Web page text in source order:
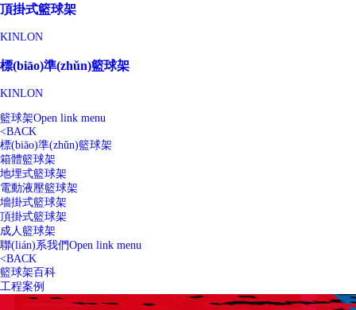
頂掛式籃球架
KINLON
標(biāo)準(zhǔn)籃球架
KINLON
籃球架Open link menu
<BACK
標(biāo)準(zhǔn)籃球架
箱體籃球架
地埋式籃球架
電動液壓籃球架
墻掛式籃球架
頂掛式籃球架
成人籃球架
聯(lián)系我們Open link menu
<BACK
籃球架百科
工程案例